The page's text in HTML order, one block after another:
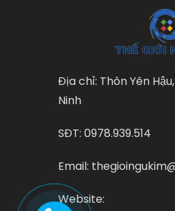
Địa chỉ: Thôn Yên
Ninh
SĐT: 0978.939.514
Email:
Website: